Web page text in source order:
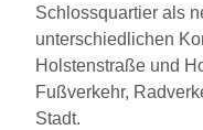
Schlossquartier als
unterschiedlichen
Holstenstraße und
Fußverkehr,
Stadt.